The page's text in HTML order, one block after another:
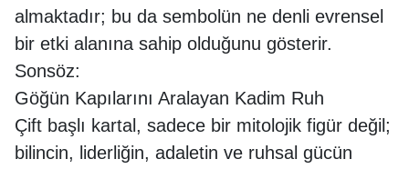
almaktadır; bu da sembolün ne denli evrensel
bir etki alanına sahip olduğunu gösterir.
Sonsöz:
Göğün Kapılarını Aralayan Kadim Ruh
Çift başlı kartal, sadece bir mitolojik figür değil;
bilincin, liderliğin, adaletin ve ruhsal gücün